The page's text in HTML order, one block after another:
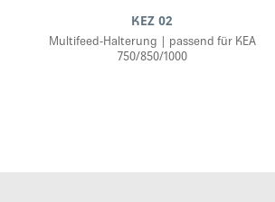
KEZ 02
Multifeed-Halterung | passend für KEA
750/850/1000